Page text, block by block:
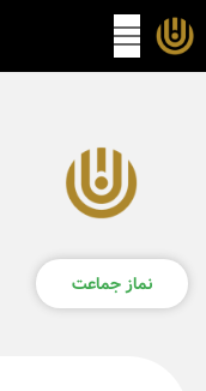
پرش
نماز جماعت